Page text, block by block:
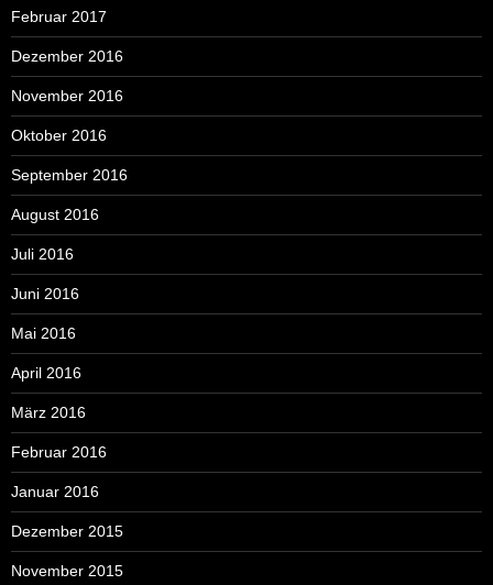
Februar 2017
Dezember 2016
November 2016
Oktober 2016
September 2016
August 2016
Juli 2016
Juni 2016
Mai 2016
April 2016
März 2016
Februar 2016
Januar 2016
Dezember 2015
November 2015